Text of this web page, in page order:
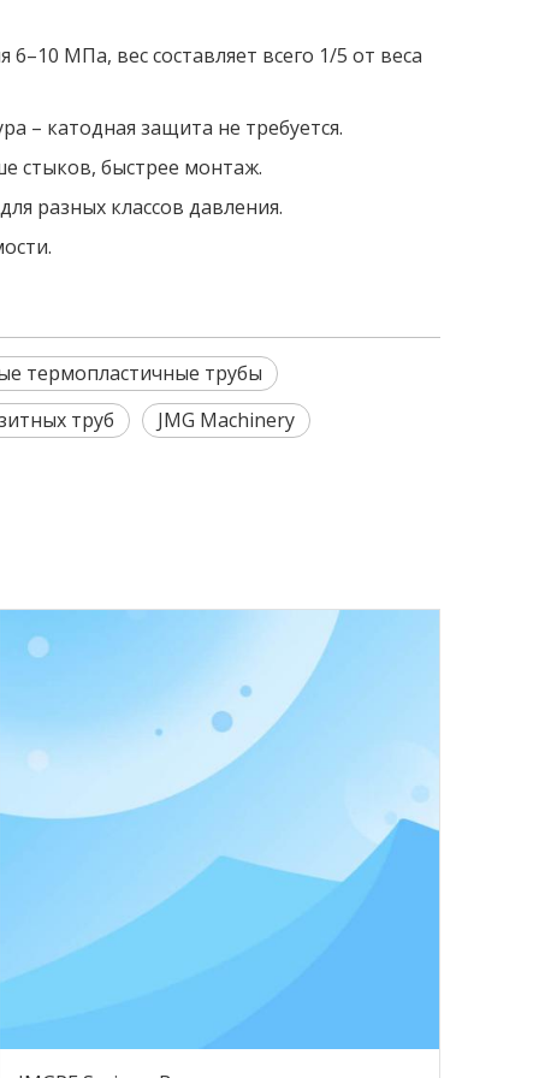
МПа, вес составляет всего 1/5 от веса
– катодная защита не требуется.
стыков, быстрее монтаж.
разных классов давления.
термопластичные трубы
труб JMG Machinery